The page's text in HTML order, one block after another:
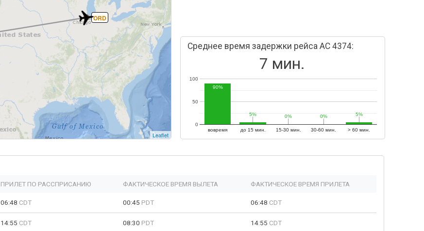
ORD
Leaflet
Среднее время задержки рейса AC 4374:
7 мин.
вовремя до 15 мин. 15-30 мин. 30-60 мин. > 60 мин.
0
50
100
90%
5%
5% 0%
0% 0%
0% 5%
5%
ПРИЛЕТ ПО РАССПРИСАНИЮ ФАКТИЧЕСКОЕ ВРЕМЯ ВЫЛЕТА ФАКТИЧЕСКОЕ ВРЕМЯ ПРИЛЕТА
06:48 CDT 00:45 PDT 06:48 CDT
14:55 CDT 08:30 PDT 14:55 CDT